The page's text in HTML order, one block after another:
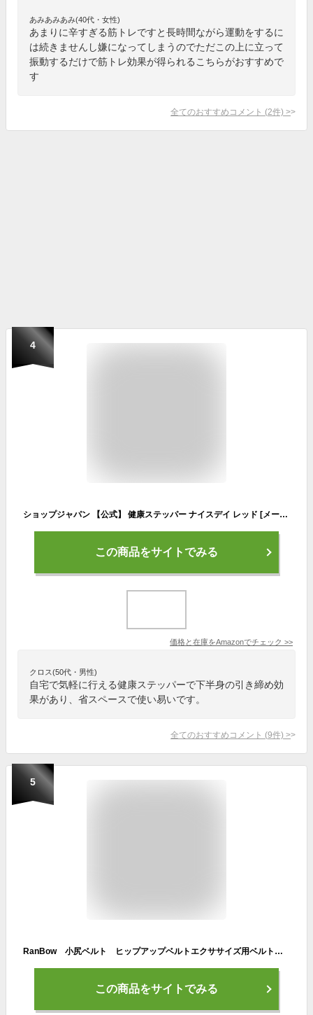
あみあみあみ(40代・女性)
あまりに辛すぎる筋トレですと長時間ながら運動をするに
は続きませんし嫌になってしまうのでただこの上に立って
振動するだけで筋トレ効果が得られるこちらがおすすめで
す
全てのおすすめコメント (2件) >
4
ショップジャパン 【公式】 健康ステッパー ナイスデイ レッド [メーカー保証1年] 踏み台 運動 室内 エクササイズ 有酸素運動
この商品をサイトでみる
価格と在庫をAmazonでチェック >>
クロス(50代・男性)
自宅で気軽に行える健康ステッパーで下半身の引き締め効
果があり、省スペースで使い易いです。
全てのおすすめコメント (9件) >
5
RanBow 小尻ベルト ヒップアップベルトエクササイズ用ベルトダイエット用ベルトフィットネス用マシン筋肉ベルトEMS筋トレマシーンUSB充電式ベルト美姿勢ベルト 巻くだけで下半身スッキリ/お尻や太ももを引き締める/無意識のうちにシェイプアップ/10種類のモードの模擬運動
この商品をサイトでみる